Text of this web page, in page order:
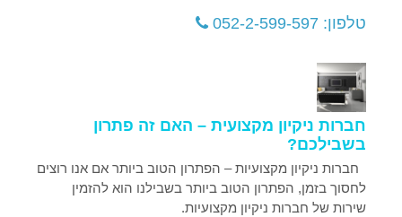
טלפון: 052-2-599-597
חברות ניקיון מקצועית – האם זה פתרון
בשבילכם?
חברות ניקיון מקצועיות – הפתרון הטוב ביותר אם אנו רוצים
לחסוך בזמן, הפתרון הטוב ביותר בשבילנו הוא להזמין
שירות של חברות ניקיון מקצועיות.